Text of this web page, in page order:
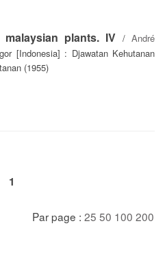
plants. IV / André
[Indonesia] : Djawatan Kehutanan
(1955)
1
Par page : 25 50 100 200